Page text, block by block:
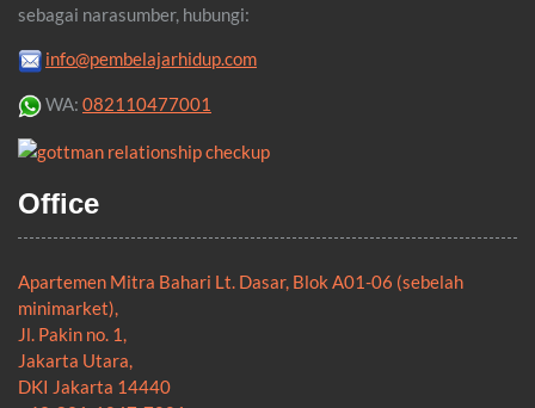
sebagai narasumber, hubungi:
info@pembelajarhidup.com
WA: 082110477001
Office
Apartemen Mitra Bahari Lt. Dasar, Blok A01-06 (sebelah
minimarket),
Jl. Pakin no. 1,
Jakarta Utara,
DKI Jakarta 14440